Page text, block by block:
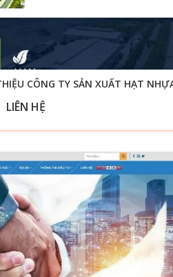
CÔNG TY SẢN XUẤT HẠT
LIÊN HỆ